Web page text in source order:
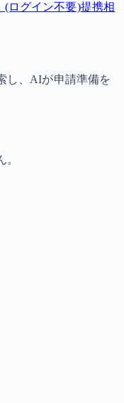
(ログイン不要)提携相
し、AIが申請準備を